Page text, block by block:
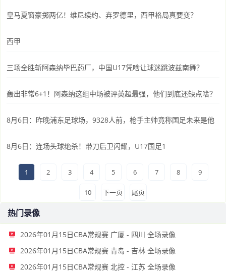
皇马夏窗豪掷两亿！维尼续约、弃罗德里，西甲格局真要变？
西甲
三场全胜斩阿森纳毕巴药厂，中国U17凭啥让球迷跳波兹南舞？
轰出非常6+1！阿森纳这组中场被评英超最强，他们到底还缺点啥？
8月6日：昨晚浦东足球场，9328人前，枪手主帅竟称国足未来是他
8月6日：连场头球绝杀！带刀后卫闪耀，U17国足1
1 2 3 4 5 6 7 8 9
10 下一页 尾页
热门录像
2026年01月15日CBA常规赛 广厦 - 四川 全场录像
2026年01月15日CBA常规赛 青岛 - 吉林 全场录像
2026年01月15日CBA常规赛 北控 - 江苏 全场录像